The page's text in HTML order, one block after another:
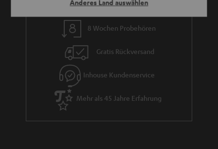
Anderes Land auswählen
8 Wochen Probehören
Gratis Rückversand
Inhouse Kundenservice
Mehr als 45 Jahre Erfahrung